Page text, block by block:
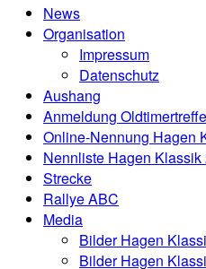
News
Organisation
Impressum
Datenschutz
Aushang
Anmeldung
Online-Nennung Hagen
Nennliste Hagen Klassik
Strecke
Rallye ABC
Media
Bilder Hagen
Bilder Hagen